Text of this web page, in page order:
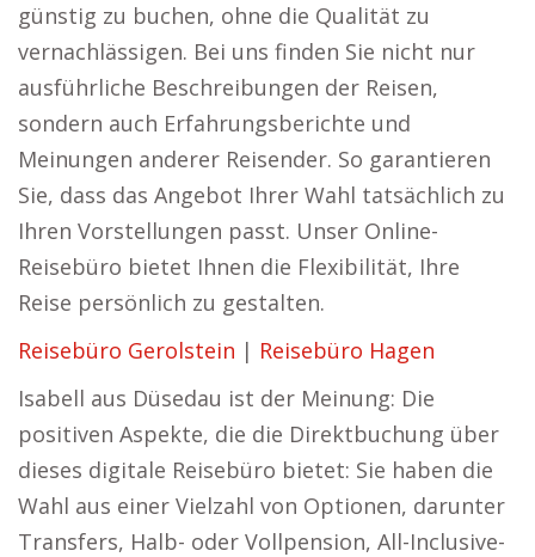
günstig zu buchen, ohne die Qualität zu
vernachlässigen. Bei uns finden Sie nicht nur
ausführliche Beschreibungen der Reisen,
sondern auch Erfahrungsberichte und
Meinungen anderer Reisender. So garantieren
Sie, dass das Angebot Ihrer Wahl tatsächlich zu
Ihren Vorstellungen passt. Unser Online-
Reisebüro bietet Ihnen die Flexibilität, Ihre
Reise persönlich zu gestalten.
Reisebüro Gerolstein | Reisebüro Hagen
Isabell aus Düsedau ist der Meinung: Die
positiven Aspekte, die die Direktbuchung über
dieses digitale Reisebüro bietet: Sie haben die
Wahl aus einer Vielzahl von Optionen, darunter
Transfers, Halb- oder Vollpension, All-Inclusive-